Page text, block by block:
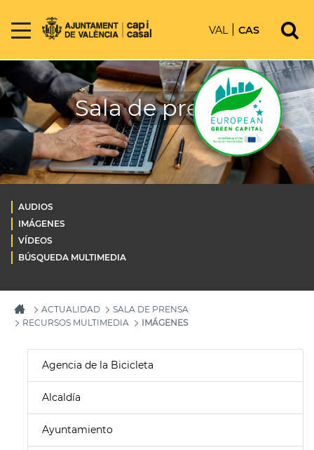
VAL CAS
Sala de prensa
AUDIOS
IMÁGENES
VÍDEOS
BÚSQUEDA MULTIMEDIA
ACTUALIDAD
SALA DE PRENSA
RECURSOS MULTIMEDIA
IMÁGENES
Agencia de la Bicicleta
Alcaldía
Ayuntamiento